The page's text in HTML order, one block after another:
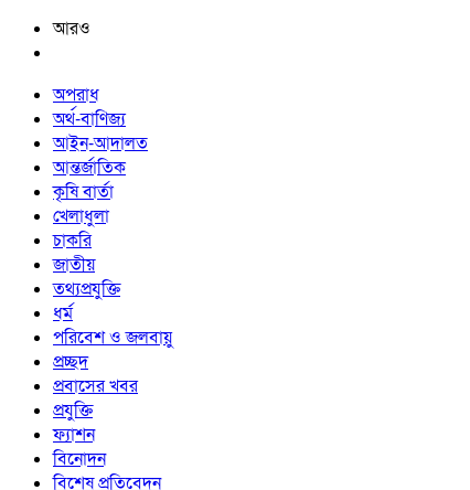
আরও
অপরাধ
অর্থ-বাণিজ্য
আইন-আদালত
আন্তর্জাতিক
কৃষি বার্তা
খেলাধুলা
চাকরি
জাতীয়
তথ্যপ্রযুক্তি
ধর্ম
পরিবেশ ও জলবায়ু
প্রচ্ছদ
প্রবাসের খবর
প্রযুক্তি
ফ্যাশন
বিনোদন
বিশেষ প্রতিবেদন